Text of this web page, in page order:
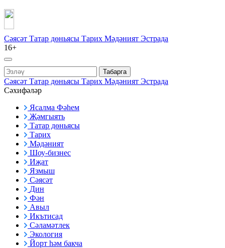
Сәясәт Татар дөньясы Тарих Мәдәният Эстрада
16+
Табарга
Сәясәт Татар дөньясы Тарих Мәдәният Эстрада
Сәхифәләр
Ясалма Фәһем
Җәмгыять
Татар дөньясы
Тарих
Мәдәният
Шоу-бизнес
Иҗат
Язмыш
Сәясәт
Дин
Фән
Авыл
Икътисад
Сәламәтлек
Экология
Йорт һәм бакча